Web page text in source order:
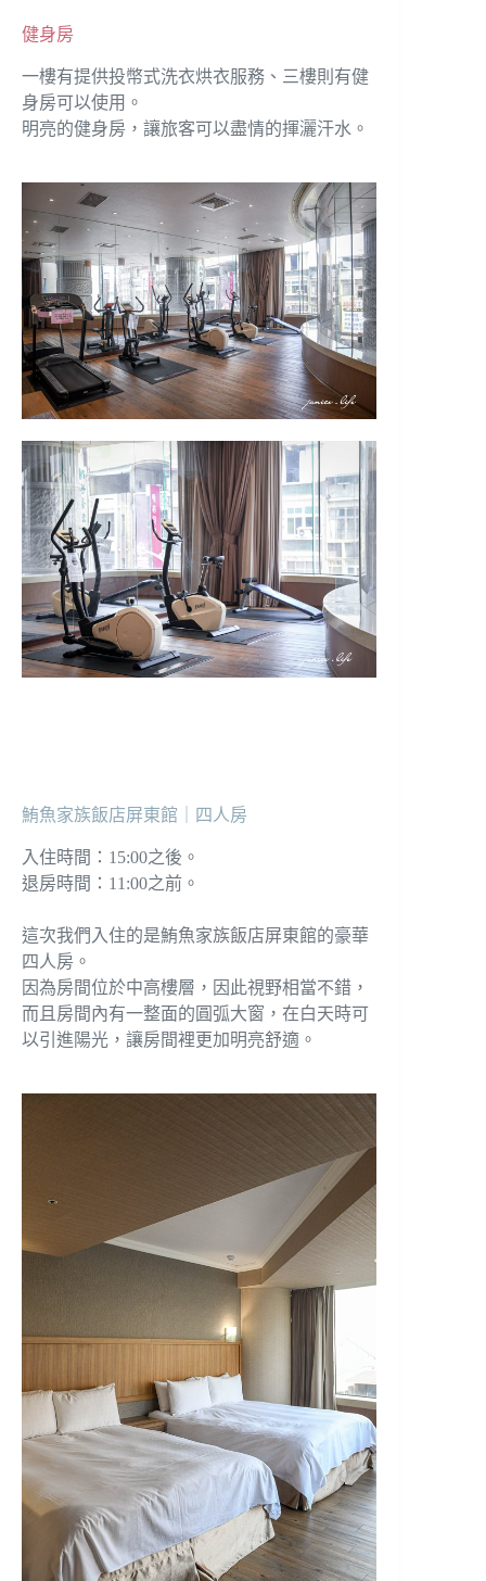
健身房
一樓有提供投幣式洗衣烘衣服務、三樓則有健
身房可以使用。
明亮的健身房，讓旅客可以盡情的揮灑汗水。
鮪魚家族飯店屏東館｜四人房
入住時間：15:00之後。
退房時間：11:00之前。
這次我們入住的是鮪魚家族飯店屏東館的豪華
四人房。
因為房間位於中高樓層，因此視野相當不錯，
而且房間內有一整面的圓弧大窗，在白天時可
以引進陽光，讓房間裡更加明亮舒適。